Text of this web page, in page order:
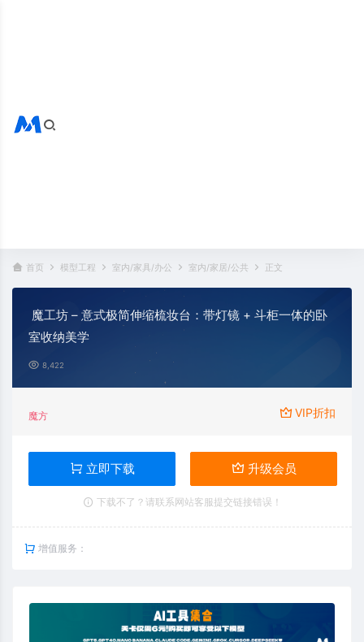
首页 模型工程 室内/家具/办公 室内/家居/公共 正文
魔工坊 – 意式极简伸缩梳妆台：带灯镜 + 斗柜一体的卧
室收纳美学
8,422
魔方 VIP折扣
立即下载 升级会员
下载不了？请联系网站客服提交链接错误！
增值服务：